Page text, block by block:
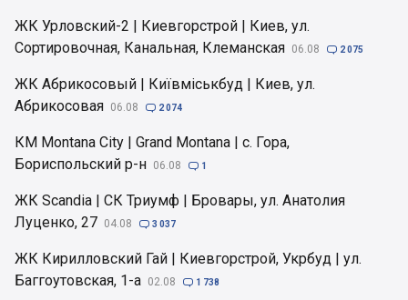
ЖК Урловский-2 | Киевгорстрой | Киев, ул.
Сортировочная, Канальная, Клеманская 06.08  2 075
ЖК Абрикосовый | Київміськбуд | Киев, ул.
Абрикосовая 06.08  2 074
КМ Montana City | Grand Montana | с. Гора,
Бориспольский р-н 06.08  1
ЖК Scandia | СК Триумф | Бровары, ул. Анатолия
Луценко, 27 04.08  3 037
ЖК Кирилловский Гай | Киевгорстрой, Укрбуд | ул.
Баггоутовская, 1-а 02.08  1 738